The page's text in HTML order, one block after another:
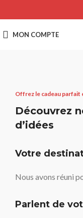
Offrez le cadeau parfait
Découvrez
d’idées
Votre
Nous avons réuni
Parlent de